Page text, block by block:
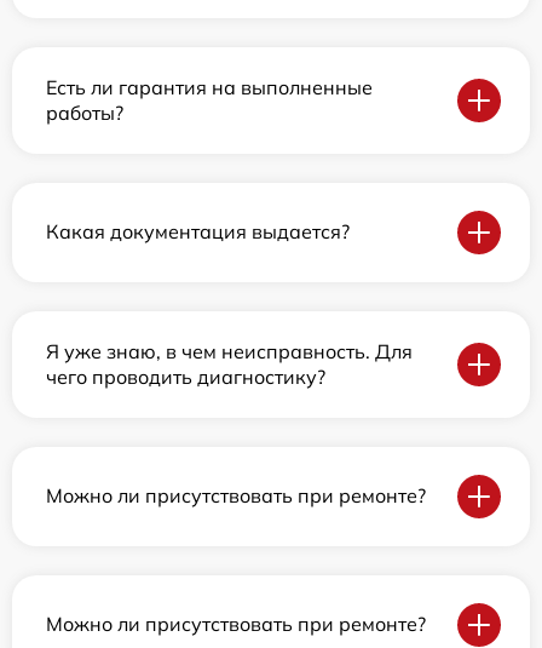
Есть ли гарантия на выполненные
работы?
Какая документация выдается?
Я уже знаю, в чем неисправность. Для
чего проводить диагностику?
Можно ли присутствовать при ремонте?
Можно ли присутствовать при ремонте?